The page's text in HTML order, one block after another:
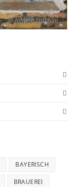
BAYERISCH
BRAUEREI